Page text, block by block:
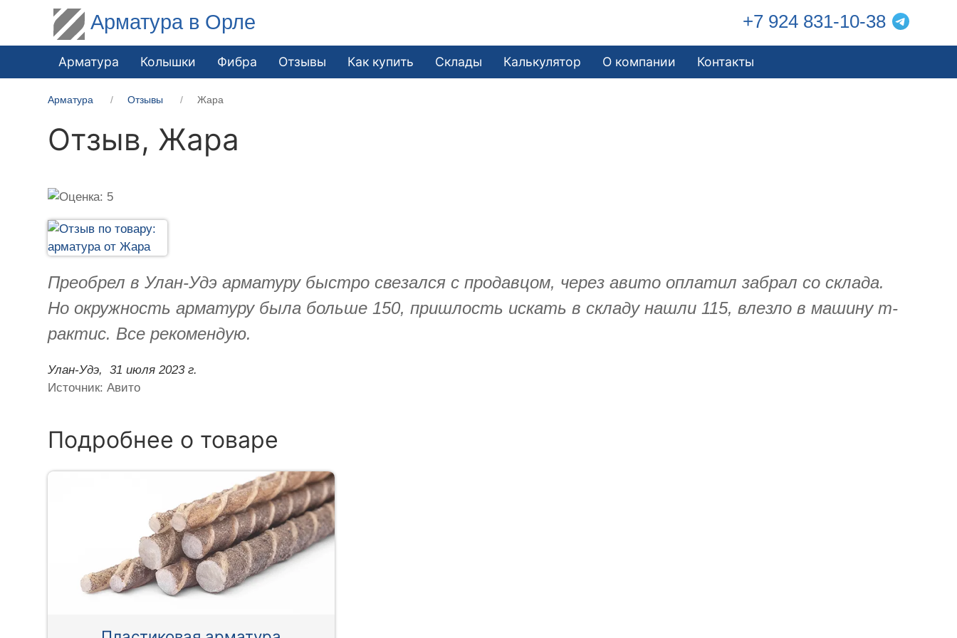
Арматура в Орле +7 924 831-10-38
Арматура Колышки Фибра Отзывы Как купить Склады Калькулятор О компании Контакты
Арматура Отзывы Жара
Отзыв, Жара
Преобрел в Улан-Удэ арматуру быстро свезался с продавцом, через авито оплатил забрал со склада.
Но окружность арматуру была больше 150, пришлость искать в складу нашли 115, влезло в машину т-
рактис. Все рекомендую.
Улан-Удэ,
31 июля 2023 г.
Источник: Авито
Подробнее о товаре